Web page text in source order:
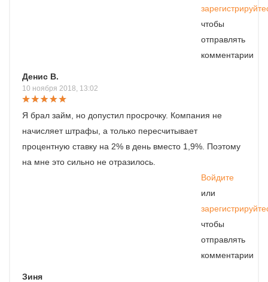
чтобы
отправлять
комментарии
Денис В.
10 ноября 2018, 13:02
Я брал займ, но допустил просрочку. Компания не
начисляет штрафы, а только пересчитывает
процентную ставку на 2% в день вместо 1,9%. Поэтому
на мне это сильно не отразилось.
Войдите
или
чтобы
отправлять
комментарии
Зиня